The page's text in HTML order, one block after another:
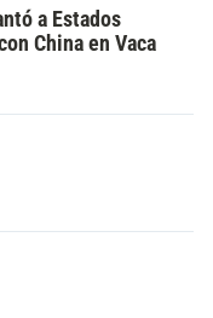
a Estados
China en Vaca